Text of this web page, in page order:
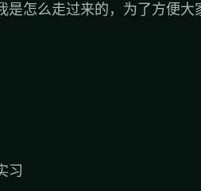
怎么走过来的，为了方便大
习